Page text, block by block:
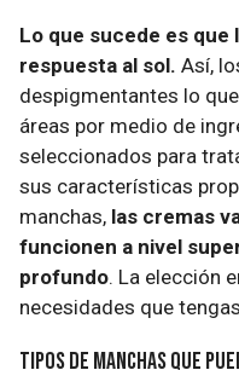
Lo que sucede es que
respuesta al sol. Así,
despigmentantes lo
áreas por medio de
seleccionados para
sus características
manchas, las cremas
funcionen a nivel
profundo. La elección
necesidades que
Tipos de manchas que